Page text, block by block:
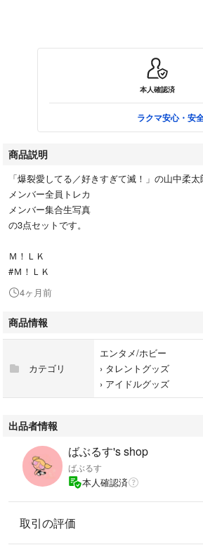
本人確認済
ラクマ安心・安
商品説明
「爆裂愛してる／好きすぎて滅！」の山中柔
メンバー全員トレカ
メンバー集合生写真
の3点セットです。
Ｍ！ＬＫ
#Ｍ！ＬＫ
4ヶ月前
商品情報
カテゴリ
エンタメ/ホビー
› タレントグッズ
› アイドルグッズ
出品者情報
ばぶるす's shop
ばぶるす
本人確認済
取引の評価